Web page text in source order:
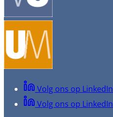
Volg ons op LinkedIn
Volg ons op LinkedIn